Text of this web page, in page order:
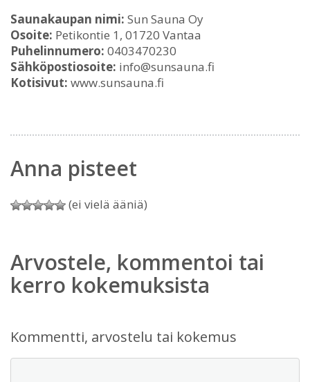
Saunakaupan nimi: Sun Sauna Oy
Osoite: Petikontie 1, 01720 Vantaa
Puhelinnumero: 0403470230
Sähköpostiosoite: info@sunsauna.fi
Kotisivut: www.sunsauna.fi
Anna pisteet
(ei vielä ääniä)
Arvostele, kommentoi tai
kerro kokemuksista
Kommentti, arvostelu tai kokemus